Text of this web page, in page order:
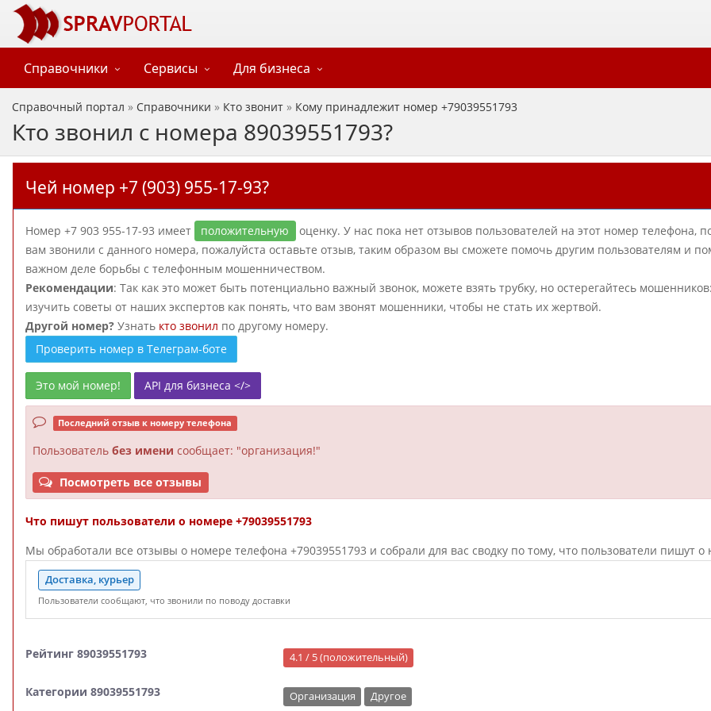
Справочники Сервисы Для бизнеса
Справочный портал » Справочники » Кто звонит » Кому принадлежит номер +79039551793
Кто звонил с номера 89039551793?
Чей номер +7 (903) 955-17-93?
Номер +7 903 955-17-93 имеет положительную
оценку. У нас пока нет отзывов пользователей на этот номер телефона,
вам звонили с данного номера, пожалуйста оставьте отзыв, таким образом вы сможете помочь другим пользователям и
важном деле борьбы с телефонным мошенничеством.
Рекомендации: Так как это может быть потенциально важный звонок, можете взять трубку, но остерегайтесь
изучить советы от наших экспертов как понять, что вам звонят мошенники, чтобы не стать их жертвой.
Другой номер? Узнать кто звонил по другому номеру.
Проверить номер в Телеграм-боте
Это мой номер! API для бизнеса </>
Последний отзыв к номеру телефона
Пользователь без имени сообщает: "организация!"
Посмотреть все отзывы
Что пишут пользователи о номере +79039551793
Мы обработали все отзывы о номере телефона +79039551793 и собрали для вас сводку по тому, что пользователи пишут о
Доставка, курьер
Пользователи сообщают, что звонили по поводу доставки
Рейтинг 89039551793 4.1 / 5 (положительный)
Категории 89039551793 Организация Другое